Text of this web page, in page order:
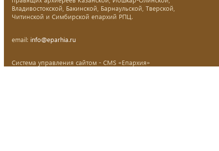
Владивостокской, Бакинской, Барнаульской, Тверской,
Читинской и Симбирской епархий РПЦ.
email: info@eparhia.ru
Система управления сайтом - CMS «Епархия»